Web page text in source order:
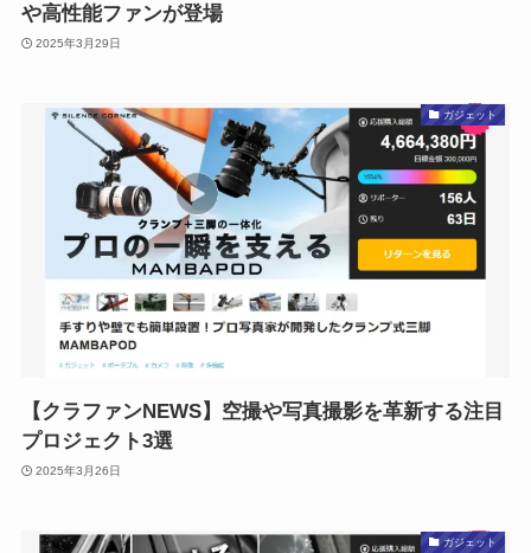
や高性能ファンが登場
2025年3月29日
ガジェット
【クラファンNEWS】空撮や写真撮影を革新する注目
プロジェクト3選
2025年3月26日
ガジェット